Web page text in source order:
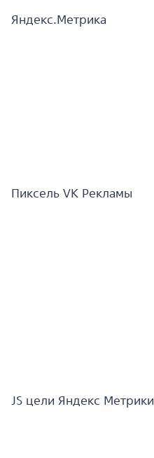
Яндекс.Метрика
Пиксель VK Рекламы
JS цели Яндекс Метрики